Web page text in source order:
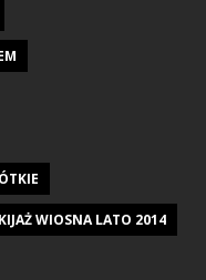
WIOSNA LATO 2014